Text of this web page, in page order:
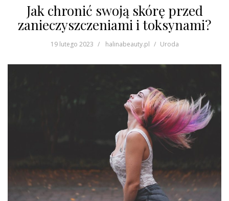
Jak chronić swoją skórę przed
zanieczyszczeniami i toksynami?
19 lutego 2023 halinabeauty.pl Uroda